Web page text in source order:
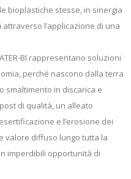
bioplastiche stesse, in sinergia
l’applicazione di una
BI rappresentano soluzioni
perché nascono dalla terra
smaltimento in discarica e
di qualità, un alleato
e l’erosione dei
valore diffuso lungo tutta la
imperdibili opportunità di